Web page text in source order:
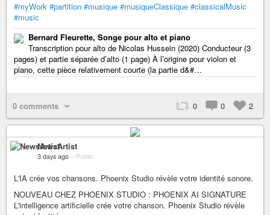
#myWork #partition #musique #musiqueClassique #classicalMusic
#music
Bernard Fleurette, Songe pour alto et piano
Transcription pour alto de Nicolas Hussein (2020) Conducteur (3
pages) et partie séparée d’alto (1 page) À l’origine pour violon et
piano, cette pièce relativement courte (la partie d&#…
0 comments 0 0 2
NewsArtist
3 days ago – Public
L'IA crée vos chansons. Phoenix Studio révèle votre identité sonore.
NOUVEAU CHEZ PHOENIX STUDIO : PHOENIX AI SIGNATURE
L'intelligence artificielle crée votre chanson. Phoenix Studio révèle